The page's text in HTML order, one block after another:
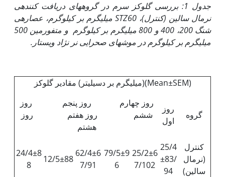
جدول 1: بررسی گلوکز سرم در گروه­های دریافت کننده­ی
نرمال سالین (کنترل)،
STZ 60 میلی‏گرم بر کیلوگرم، عصاره­ی
شنگ 200، 400 و 800 میلی‏گرم بر کیلوگرم و متفورمین 500
میلی‏گرم بر کیلوگرم در موش­های صحرایی نر نژاد ویستار.
(Mean±SEM)(میلی‏گرم بر دسی‏لیتر) مقادیر گلوکز
گروه
روز
اول
روز چهارم روز پنجم روز
ششم روز هفتم روز
هشتم
کنترل
(نرمال
سالین)
25/4
±83/
94
25/2±6
7/102
79/5±9
6
62/4±6
7/91
12/5±88
24/4±8
8